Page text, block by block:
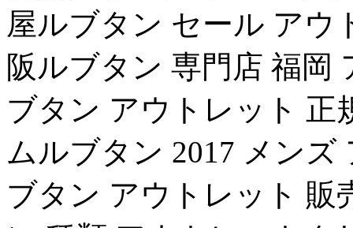
屋ルブタン セール アウ
阪ルブタン 専門店 福岡
ブタン アウトレット 正
ムルブタン 2017 メン
ブタン アウトレット 販